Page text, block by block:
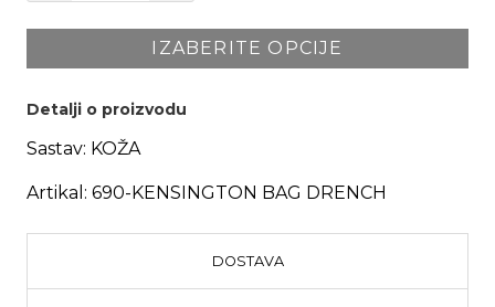
IZABERITE OPCIJE
Detalji o proizvodu
Sastav: KOŽA
Artikal: 690-KENSINGTON BAG DRENCH
DOSTAVA